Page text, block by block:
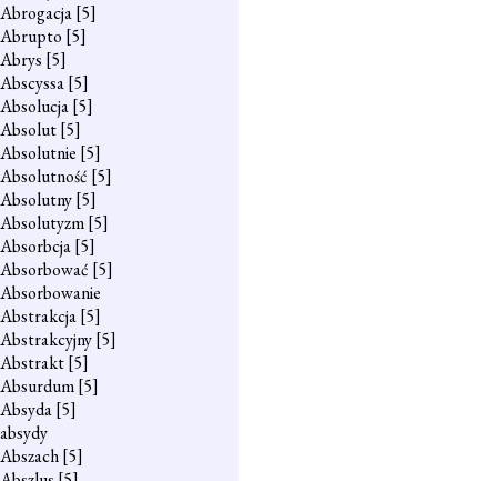
Abrogacja[5]
Abrupto [5]
Abrys [5]
Abscyssa[5]
Absolucja[5]
Absolut[5]
Absolutnie [5]
Absolutność [5]
Absolutny[5]
Absolutyzm[5]
Absorbcja[5]
Absorbować [5]
Absorbowanie
Abstrakcja[5]
Abstrakcyjny[5]
Abstrakt[5]
Absurdum[5]
Absyda[5]
absydy
Abszach[5]